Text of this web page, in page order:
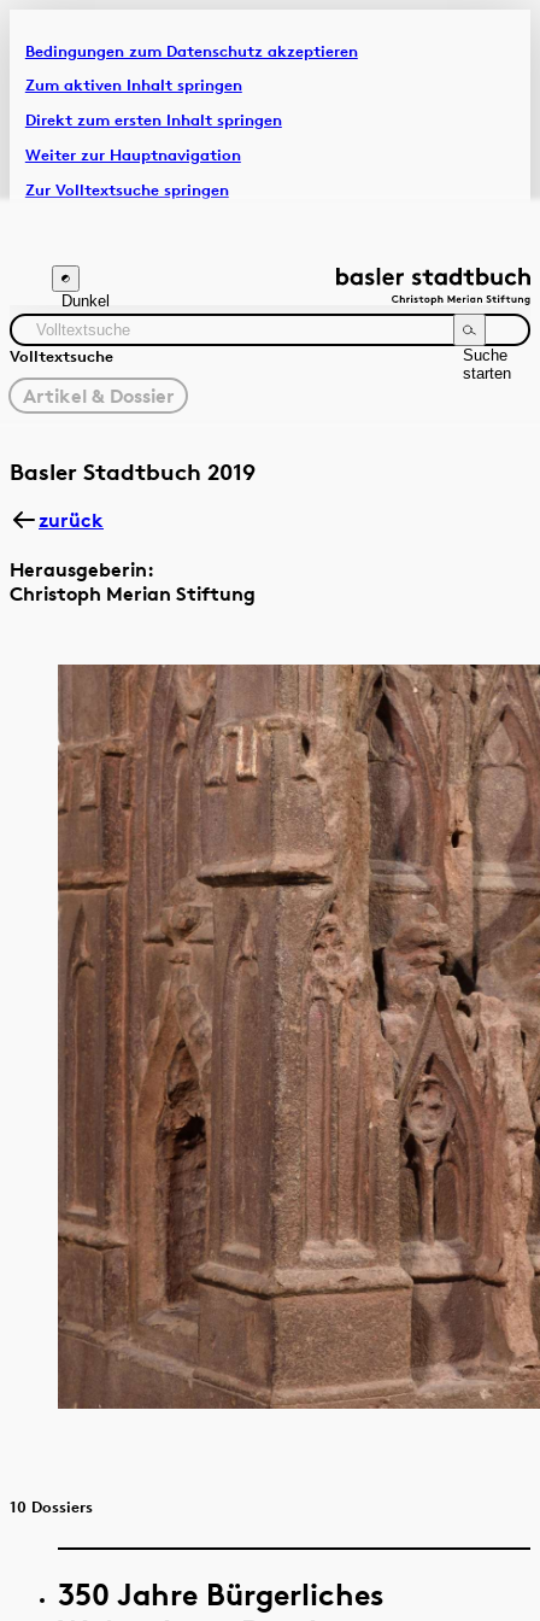
Bedingungen zum Datenschutz akzeptieren
Zum aktiven Inhalt springen
Direkt zum ersten Inhalt springen
Weiter zur Hauptnavigation
Zur Volltextsuche springen
Artikel & Dossiers
Chronik
Dunkel
Volltextsuche
Suche
starten
gewählter
Filter
Artikel & Dossier
Zeitraum Autor:in
Basler Stadtbuch 2019
zurück
Herausgeberin:
Christoph Merian Stiftung
10 Dossiers
350 Jahre Bürgerliches